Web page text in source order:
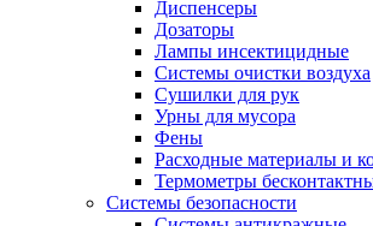
Диспенсеры
Дозаторы
Лампы инсектицидные
Системы очистки воздуха
Сушилки для рук
Урны для мусора
Фены
Расходные материалы и
Термометры
Системы безопасности